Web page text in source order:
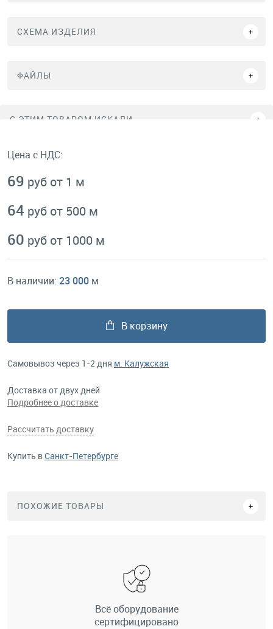
СХЕМА ИЗДЕЛИЯ
ФАЙЛЫ
C ЭТИМ ТОВАРОМ ИСКАЛИ
Цена с НДС:
69 руб от 1 м
64 руб от 500 м
60 руб от 1000 м
В наличии: 23 000 м
В корзину
Самовывоз через 1-2 дня м. Калужская
Доставка от двух дней
Подробнее о доставке
Рассчитать доставку
Купить вСанкт-Петербурге
ПОХОЖИЕ ТОВАРЫ
Всё оборудование
сертифицировано